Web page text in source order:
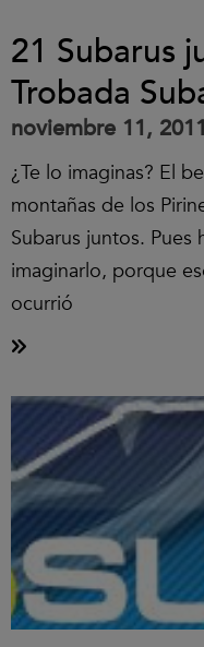
21 Subarus
Trobada
noviembre 11, 2011
¿Te lo imaginas? El
montañas de los
Subarus juntos.
imaginarlo, porque
ocurrió